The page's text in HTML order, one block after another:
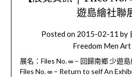
遊島繪社聯
Posted on 2015-02-11 by
Freedom Men Art
展名：Files No. ∞ – 回歸南鄉 少遊
Files No. ∞ – Return to self An